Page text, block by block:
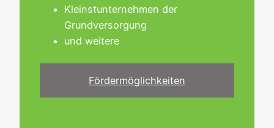
Kleinstunternehmen der
Grundversorgung
und weitere
Fördermöglichkeiten